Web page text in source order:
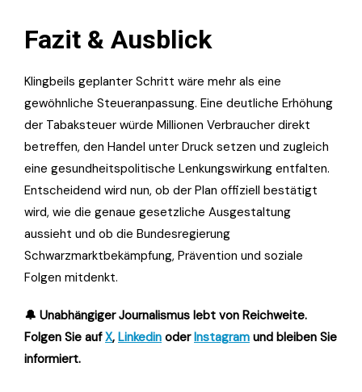
Fazit & Ausblick
Klingbeils geplanter Schritt wäre mehr als eine
gewöhnliche Steueranpassung. Eine deutliche Erhöhung
der Tabaksteuer würde Millionen Verbraucher direkt
betreffen, den Handel unter Druck setzen und zugleich
eine gesundheitspolitische Lenkungswirkung entfalten.
Entscheidend wird nun, ob der Plan offiziell bestätigt
wird, wie die genaue gesetzliche Ausgestaltung
aussieht und ob die Bundesregierung
Schwarzmarktbekämpfung, Prävention und soziale
Folgen mitdenkt.
🔔 Unabhängiger Journalismus lebt von Reichweite.
Folgen Sie aufX, Linkedin oderInstagram und bleiben Sie
informiert.